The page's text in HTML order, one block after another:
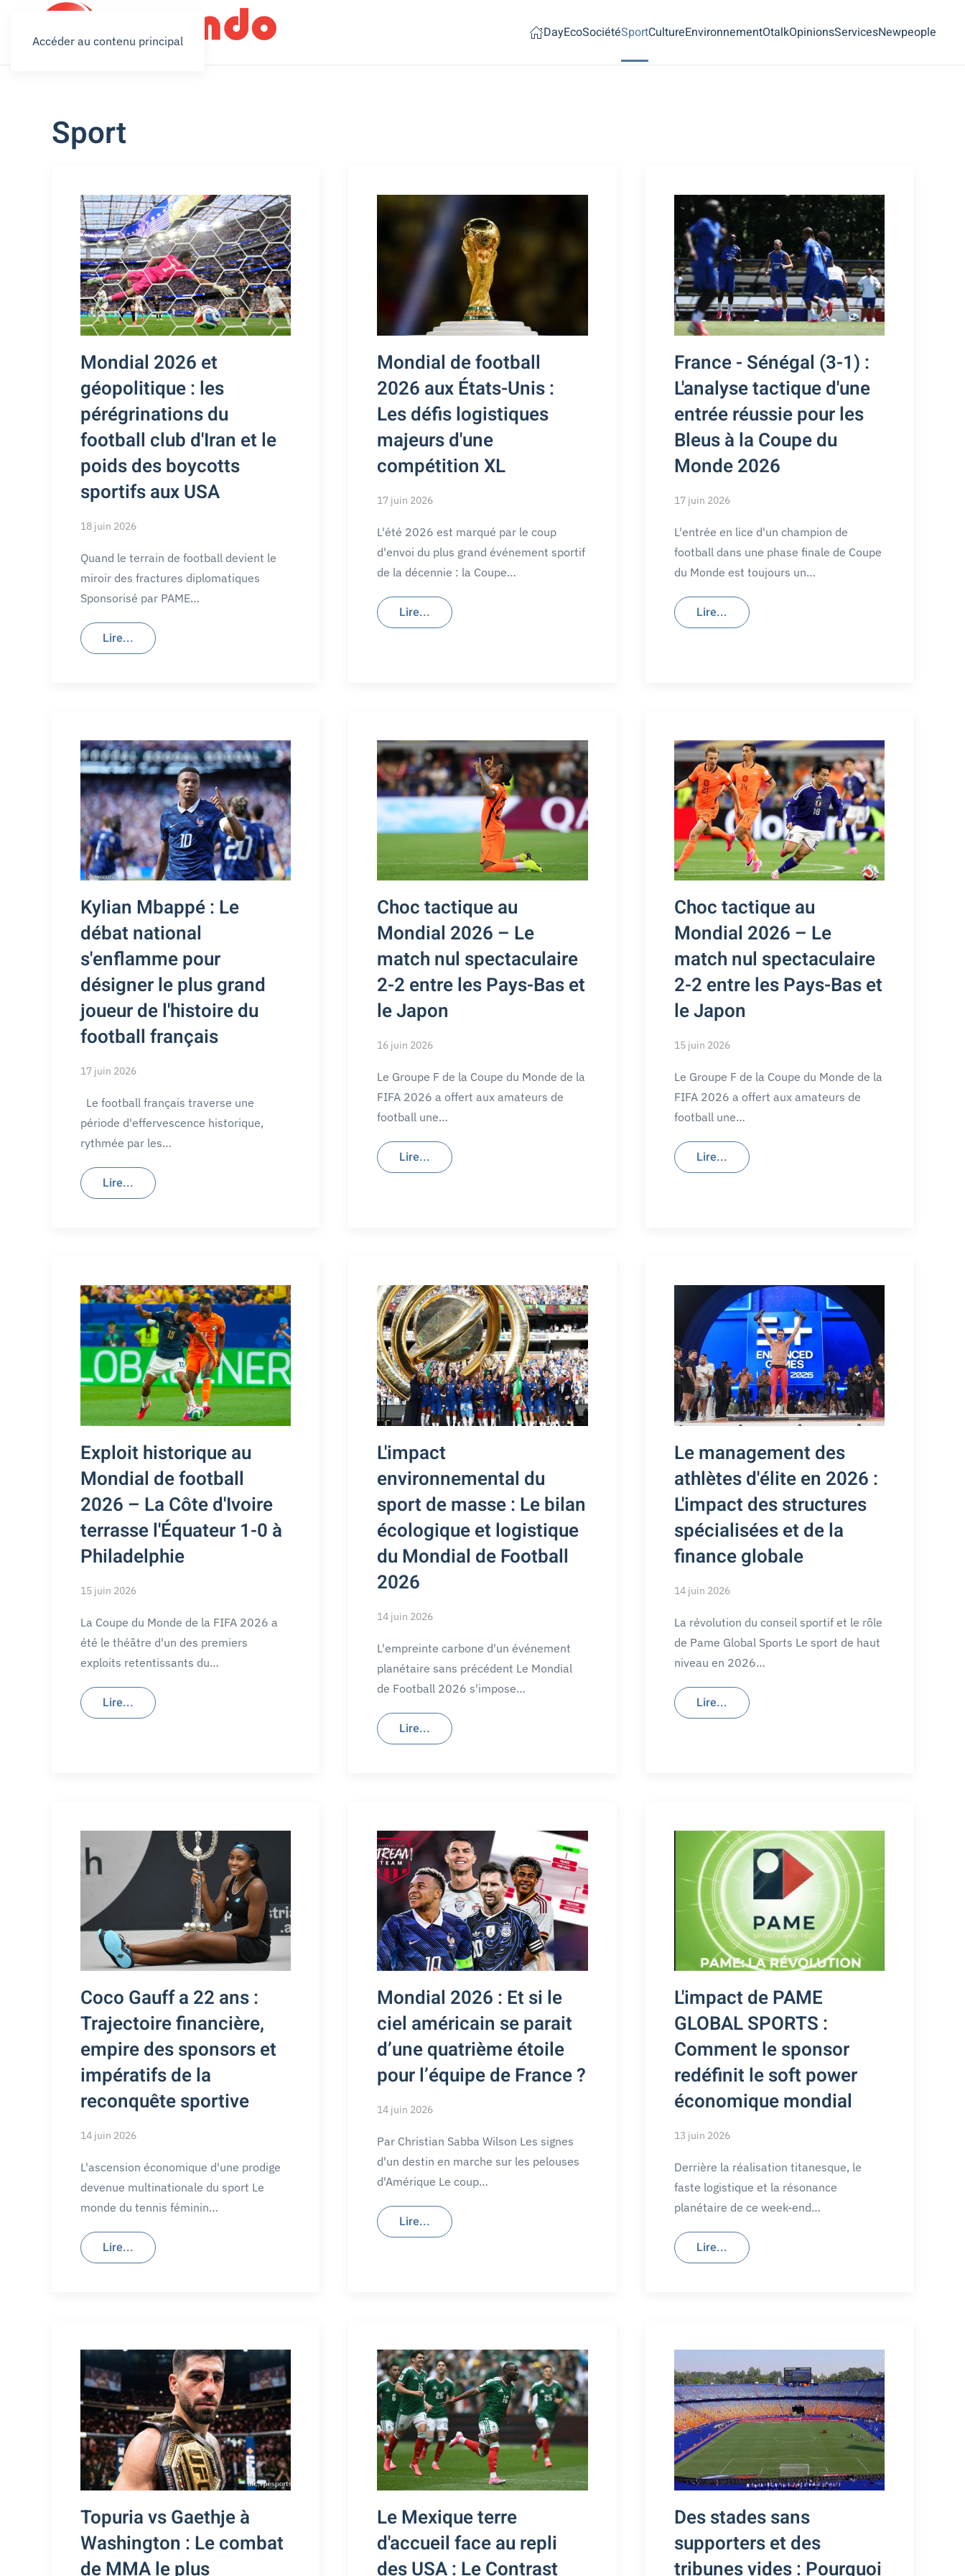
Accéder au contenu principal DayEcoSociétéSportCultureEnvironnementOtalkOpinionsServicesNewpeople
Sport
Mondial 2026 et
géopolitique : les
pérégrinations du
football club d'Iran et le
poids des boycotts
sportifs aux USA
18 juin 2026
Quand le terrain de football devient le
miroir des fractures diplomatiques
Sponsorisé par PAME…
Lire...
Mondial de football
2026 aux États-Unis :
Les défis logistiques
majeurs d'une
compétition XL
17 juin 2026
L'été 2026 est marqué par le coup
d'envoi du plus grand événement sportif
de la décennie : la Coupe…
Lire...
France - Sénégal (3-1) :
L'analyse tactique d'une
entrée réussie pour les
Bleus à la Coupe du
Monde 2026
17 juin 2026
L'entrée en lice d'un champion de
football dans une phase finale de Coupe
du Monde est toujours un…
Lire...
Kylian Mbappé : Le
débat national
s'enflamme pour
désigner le plus grand
joueur de l'histoire du
football français
17 juin 2026
Le football français traverse une
période d'effervescence historique,
rythmée par les…
Lire...
Choc tactique au
Mondial 2026 – Le
match nul spectaculaire
2-2 entre les Pays-Bas et
le Japon
16 juin 2026
Le Groupe F de la Coupe du Monde de la
FIFA 2026 a offert aux amateurs de
football une…
Lire...
Choc tactique au
Mondial 2026 – Le
match nul spectaculaire
2-2 entre les Pays-Bas et
le Japon
15 juin 2026
Le Groupe F de la Coupe du Monde de la
FIFA 2026 a offert aux amateurs de
football une…
Lire...
Exploit historique au
Mondial de football
2026 – La Côte d'Ivoire
terrasse l'Équateur 1-0 à
Philadelphie
15 juin 2026
La Coupe du Monde de la FIFA 2026 a
été le théâtre d'un des premiers
exploits retentissants du…
Lire...
L'impact
environnemental du
sport de masse : Le bilan
écologique et logistique
du Mondial de Football
2026
14 juin 2026
L'empreinte carbone d'un événement
planétaire sans précédent Le Mondial
de Football 2026 s'impose…
Lire...
Le management des
athlètes d'élite en 2026 :
L'impact des structures
spécialisées et de la
finance globale
14 juin 2026
La révolution du conseil sportif et le rôle
de Pame Global Sports Le sport de haut
niveau en 2026…
Lire...
Coco Gauff a 22 ans :
Trajectoire financière,
empire des sponsors et
impératifs de la
reconquête sportive
14 juin 2026
L'ascension économique d'une prodige
devenue multinationale du sport Le
monde du tennis féminin…
Lire...
Mondial 2026 : Et si le
ciel américain se parait
d’une quatrième étoile
pour l’équipe de France ?
14 juin 2026
Par Christian Sabba Wilson Les signes
d'un destin en marche sur les pelouses
d'Amérique Le coup…
Lire...
L'impact de PAME
GLOBAL SPORTS :
Comment le sponsor
redéfinit le soft power
économique mondial
13 juin 2026
Derrière la réalisation titanesque, le
faste logistique et la résonance
planétaire de ce week-end…
Lire...
Topuria vs Gaethje à
Washington : Le combat
de MMA le plus
Le Mexique terre
d'accueil face au repli
des USA : Le Contrast
Des stades sans
supporters et des
tribunes vides : Pourquoi